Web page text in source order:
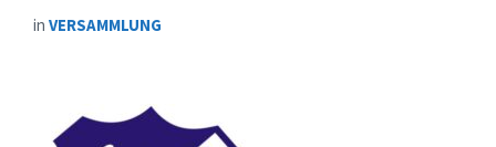
in VERSAMMLUNG